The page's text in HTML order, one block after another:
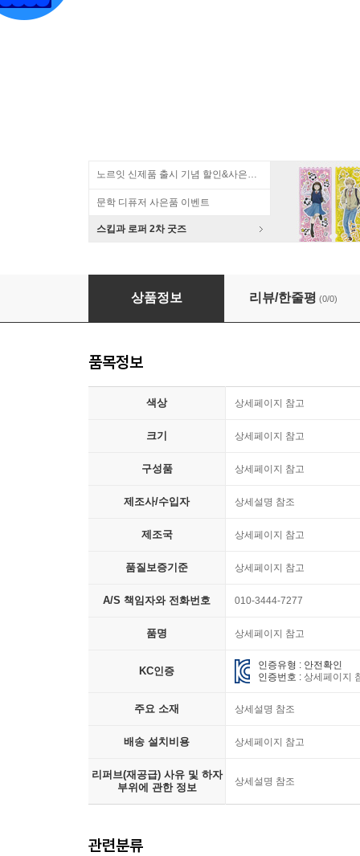
노르잇 신제품 출시 기념 할인&사은품 증정!
문학 디퓨저 사은품 이벤트
스킵과 로퍼 2차 굿즈
실리콘 이어플러그 귀마개 수면 층간소음 방지
상품정보 리뷰/한줄평 (0/0)
품목정보
색상 상세페이지 참고
크기 상세페이지 참고
구성품 상세페이지 참고
제조사/수입자 상세설명 참조
제조국 상세페이지 참고
품질보증기준 상세페이지 참고
A/S 책임자와 전화번호 010-3444-7277
품명 상세페이지 참고
KC인증
인증유형 : 안전확인
인증번호 :상세페이지
주요 소재 상세설명 참조
배송 설치비용 상세페이지 참고
리퍼브(재공급) 사유 및 하자
부위에 관한 정보
상세설명 참조
관련분류